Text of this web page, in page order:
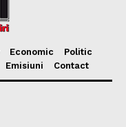
Economic
Politic
Emisiuni Contact